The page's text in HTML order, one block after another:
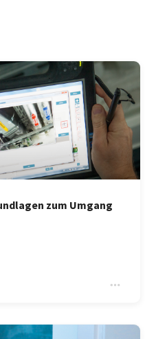
zum Umgang